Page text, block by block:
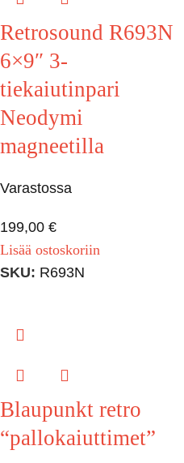
Retrosound R693N
6×9″ 3-
tiekaiutinpari
Neodymi
magneetilla
Varastossa
199,00 €
Lisää ostoskoriin
SKU: R693N
Blaupunkt retro
“pallokaiuttimet”